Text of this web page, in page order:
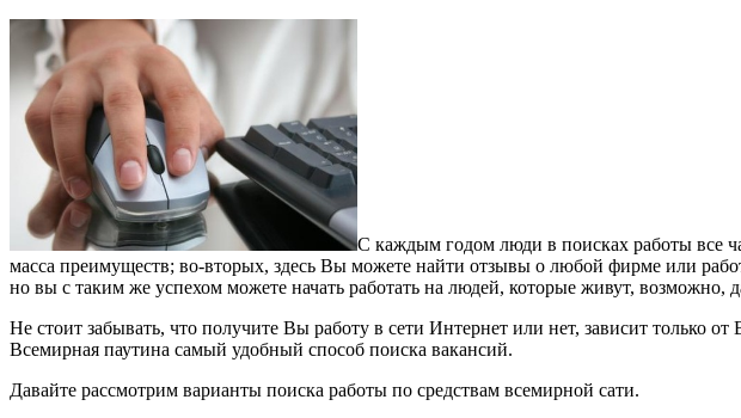
С каждым годом люди в поисках работы все
масса преимуществ; во-вторых, здесь Вы можете найти отзывы о любой фирме или
но вы с таким же успехом можете начать работать на людей, которые живут, возможно,
Не стоит забывать, что получите Вы работу в сети Интернет или нет, зависит только от
Всемирная паутина самый удобный способ поиска вакансий.
Давайте рассмотрим варианты поиска работы по средствам всемирной сати.